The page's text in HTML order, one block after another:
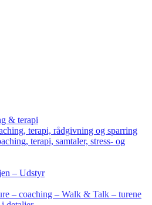
& terapi
terapi, rådgivning og sparring
terapi, samtaler, stress- og
– Udstyr
– coaching – Walk & Talk – turene